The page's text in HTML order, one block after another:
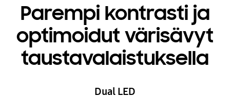
Parempi kontrasti ja
optimoidut värisävyt
taustavalaistuksella
Dual LED